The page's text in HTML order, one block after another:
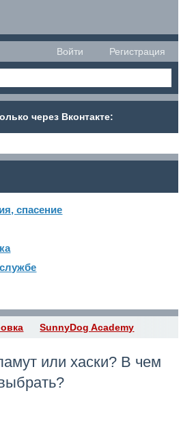
Войти Регистрация
через Вконтакте:
спасение
SunnyDog Academy
или хаски? В чем